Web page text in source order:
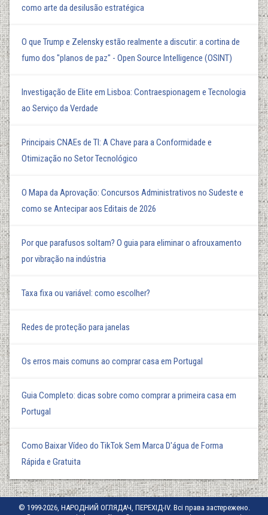
como arte da desilusão estratégica
O que Trump e Zelensky estão realmente a discutir: a cortina de
fumo dos "planos de paz" - Open Source Intelligence (OSINT)
Investigação de Elite em Lisboa: Contraespionagem e Tecnologia
ao Serviço da Verdade
Principais CNAEs de TI: A Chave para a Conformidade e
Otimização no Setor Tecnológico
O Mapa da Aprovação: Concursos Administrativos no Sudeste e
como se Antecipar aos Editais de 2026
Por que parafusos soltam? O guia para eliminar o afrouxamento
por vibração na indústria
Taxa fixa ou variável: como escolher?
Redes de proteção para janelas
Os erros mais comuns ao comprar casa em Portugal
Guia Completo: dicas sobre como comprar a primeira casa em
Portugal
Como Baixar Vídeo do TikTok Sem Marca D'água de Forma
Rápida e Gratuita
© 1999-2026, НАРОДНИЙ ОГЛЯДАЧ, ПЕРЕХІД-IV. Всі права застережено.